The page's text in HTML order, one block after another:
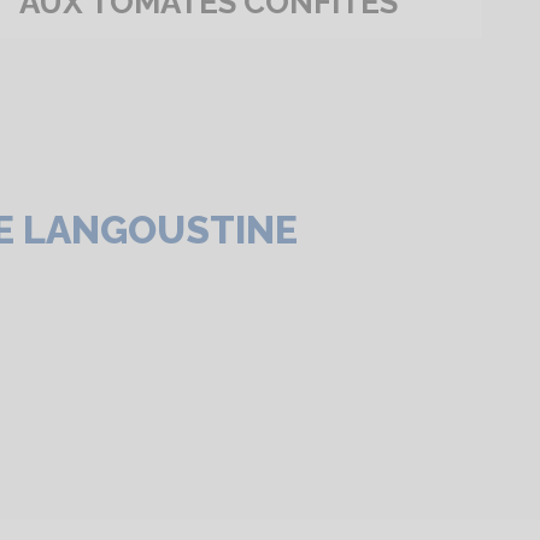
LANGOUSTINE